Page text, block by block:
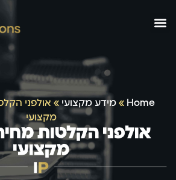
Home
»מידע מקצועי » אולפני
מקצועי
אולפני הקלטות
מקצועי